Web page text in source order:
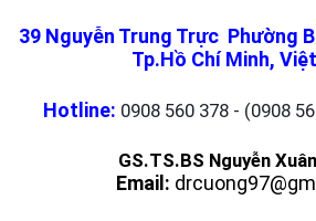
39 Nguyễn Trung Trực Phường
Tp.Hồ Chí Minh,
Hotline: 0908 560 378 - (0908
GS.TS.BS Nguyễn
Email: